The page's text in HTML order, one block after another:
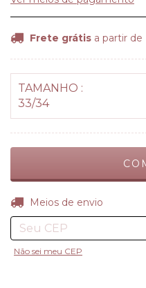
Frete grátis a partir de
TAMANHO :
33/34
Entregas para o CEP:
Meios de envio
Não sei meu CEP